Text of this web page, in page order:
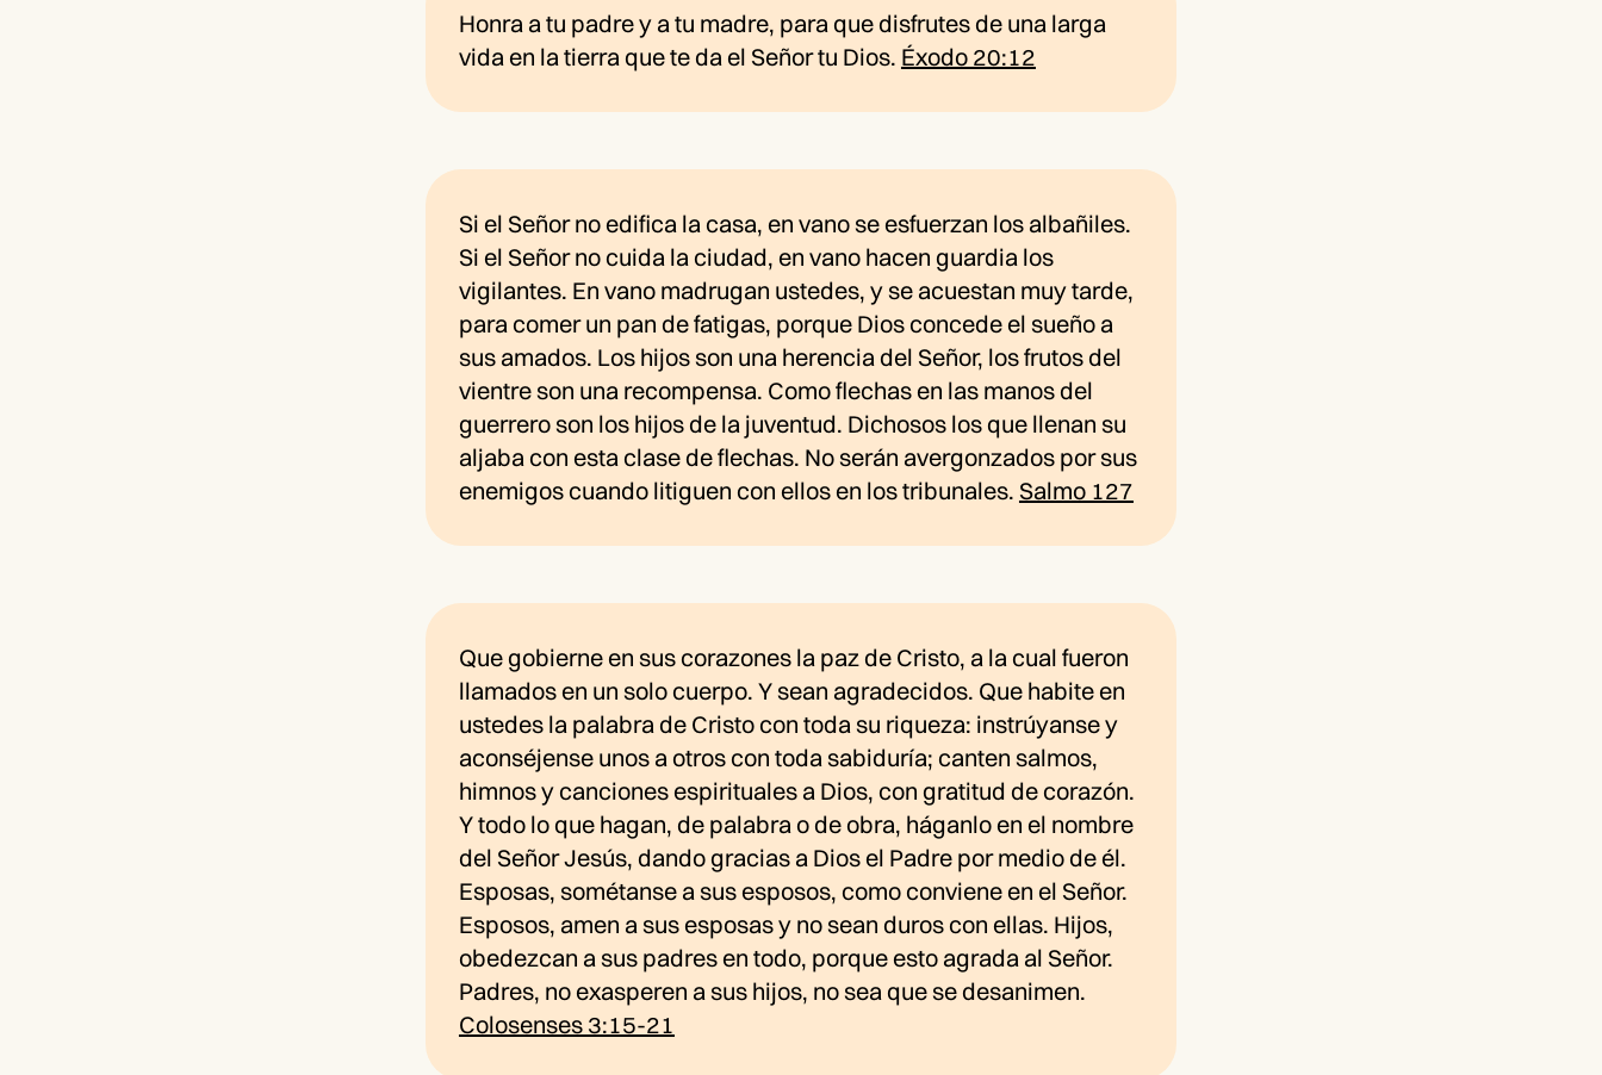
Honra a tu padre y a tu madre, para que disfrutes de una larga
vida en la tierra que te da el Señor tu Dios. Éxodo 20:12
Si el Señor no edifica la casa, en vano se esfuerzan los albañiles.
Si el Señor no cuida la ciudad, en vano hacen guardia los
vigilantes. En vano madrugan ustedes, y se acuestan muy tarde,
para comer un pan de fatigas, porque Dios concede el sueño a
sus amados. Los hijos son una herencia del Señor, los frutos del
vientre son una recompensa. Como flechas en las manos del
guerrero son los hijos de la juventud. Dichosos los que llenan su
aljaba con esta clase de flechas. No serán avergonzados por sus
enemigos cuando litiguen con ellos en los tribunales. Salmo 127
Que gobierne en sus corazones la paz de Cristo, a la cual fueron
llamados en un solo cuerpo. Y sean agradecidos. Que habite en
ustedes la palabra de Cristo con toda su riqueza: instrúyanse y
aconséjense unos a otros con toda sabiduría; canten salmos,
himnos y canciones espirituales a Dios, con gratitud de corazón.
Y todo lo que hagan, de palabra o de obra, háganlo en el nombre
del Señor Jesús, dando gracias a Dios el Padre por medio de él.
Esposas, sométanse a sus esposos, como conviene en el Señor.
Esposos, amen a sus esposas y no sean duros con ellas. Hijos,
obedezcan a sus padres en todo, porque esto agrada al Señor.
Padres, no exasperen a sus hijos, no sea que se desanimen.
Colosenses 3:15-21